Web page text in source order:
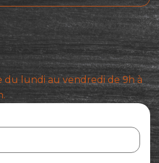
du lundi au vendredi de 9h à